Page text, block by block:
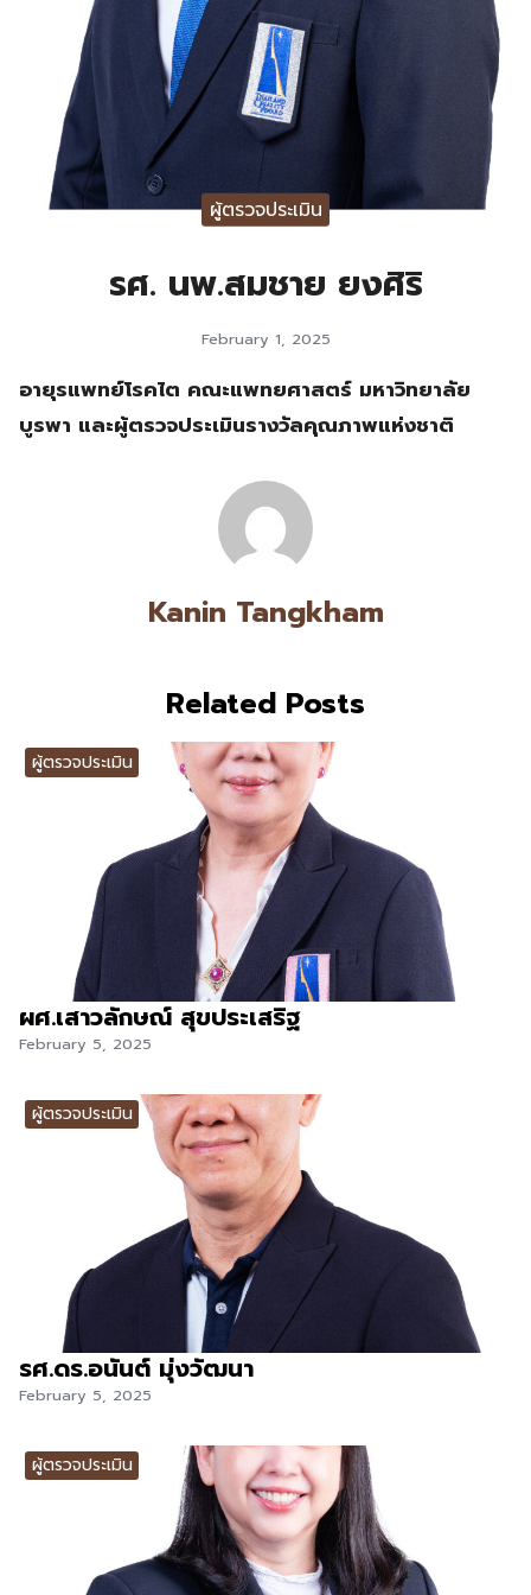
ผู้ตรวจประเมิน
รศ. นพ.สมชาย ยงศิริ
February 1, 2025
อายุรแพทย์โรคไต คณะแพทยศาสตร์ มหาวิทยาลัย
บูรพา และผู้ตรวจประเมินรางวัลคุณภาพแห่งชาติ
Kanin Tangkham
Related Posts
ผู้ตรวจประเมิน
ผศ.เสาวลักษณ์ สุขประเสริฐ
February 5, 2025
ผู้ตรวจประเมิน
รศ.ดร.อนันต์ มุ่งวัฒนา
February 5, 2025
ผู้ตรวจประเมิน